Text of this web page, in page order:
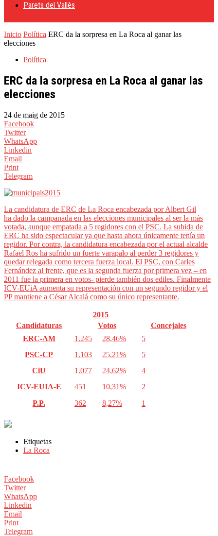
Parets del Vallès
Inicio Política ERC da la sorpresa en La Roca al ganar las
elecciones
Política
ERC da la sorpresa en La Roca al ganar las
elecciones
24 de maig de 2015
Facebook
Twitter
WhatsApp
Linkedin
Email
Print
Telegram
La candidatura de ERC de La Roca encabezada por Albert Gil
ha dado la campanada en las elecciones municipales al ser la más
votada, aunque empatada a 5 regidores con el PSC. La subida de
ERC ha sido espectacular ya que hasta ahora únicamente tenía un
regidor. Por contra, la candidatura encabezada por el actual alcalde
Rafael Ros ha sufrido un fuerte varapalo al perder 3 regidores y
quedar relegada como tercera fuerza local. El PSC, con Carles
Fernández al frente, que es la segunda fuerza por primera vez – en
2011 fue la primera en votos- pierde también dos ediles. Finalmente
ICV-EUiA aumenta su representación con un segundo regidor y el
PP mantiene a César Alcalá como su único representante.
2015
Candidaturas
Votos
Concejales
ERC-AM
1.245 28,46%
5
PSC-CP
1.103 25,21%
5
CiU
1.077 24,62%
4
ICV-EUIA-E
451 10,31%
2
P.P.
362 8,27% 1
Etiquetas
La Roca
Facebook
Twitter
WhatsApp
Linkedin
Email
Print
Telegram